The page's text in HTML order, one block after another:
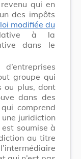
qui en
des impôts
loi modifiée du
à la
dans le
groupe qui
ou plus, dont
dans des
comprend
juridiction
soumise à
au titre